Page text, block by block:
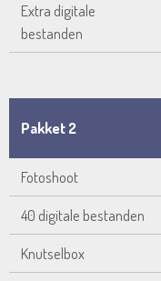
Extra digitale
bestanden
Pakket 2
Fotoshoot
40 digitale bestanden
Knutselbox